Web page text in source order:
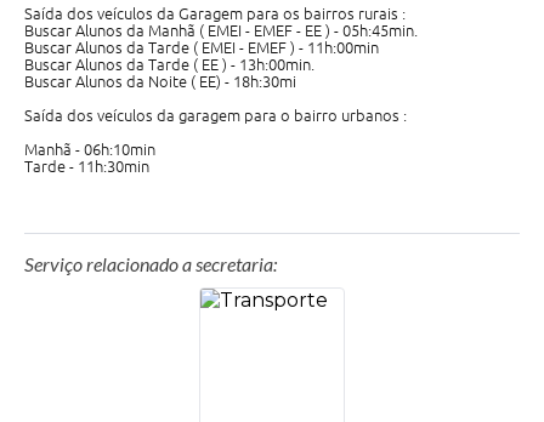
Saída dos veículos da Garagem para os bairros rurais :
Buscar Alunos da Manhã ( EMEI - EMEF - EE ) - 05h:45min.
Buscar Alunos da Tarde ( EMEI - EMEF ) - 11h:00min
Buscar Alunos da Tarde ( EE ) - 13h:00min.
Buscar Alunos da Noite ( EE) - 18h:30mi
Saída dos veículos da garagem para o bairro urbanos :
Manhã - 06h:10min
Tarde - 11h:30min
Serviço relacionado a secretaria: